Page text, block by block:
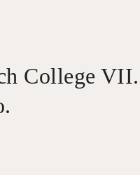
College VII.